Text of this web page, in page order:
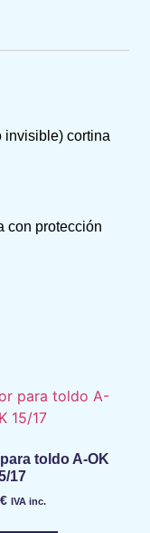
invisible) cortina
con protección
toldo A-OK
17
€ IVA inc.